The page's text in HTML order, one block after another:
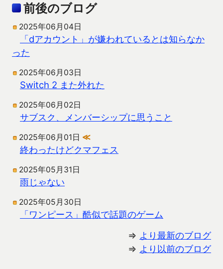
前後のブログ
2025年06月04日
「dアカウント」が嫌われているとは知らなか
った
2025年06月03日
Switch 2 また外れた
2025年06月02日
サブスク、メンバーシップに思うこと
2025年06月01日 ≪
終わったけどクマフェス
2025年05月31日
雨じゃない
2025年05月30日
「ワンピース」酷似で話題のゲーム
⇒ より最新のブログ
⇒ より以前のブログ